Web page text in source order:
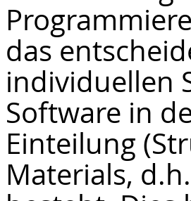
das
individuellen
Software in
Einteilung
Materials,